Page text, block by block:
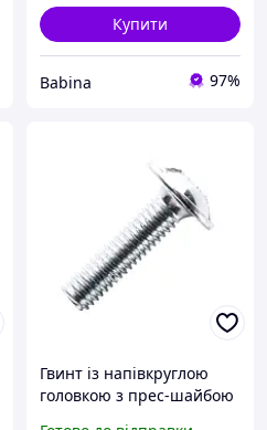
Купити
Babina 97%
Гвинт із напівкруглою
головкою з прес-шайбою